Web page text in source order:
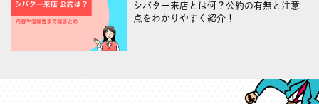
シバター来店とは何？公約の有無と注意
点をわかりやすく紹介！